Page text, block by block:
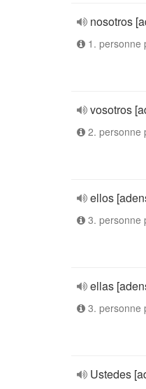
nosotros
1. personne
vosotros
2. personne
ellos
3. personne
ellas
3. personne
Ustedes